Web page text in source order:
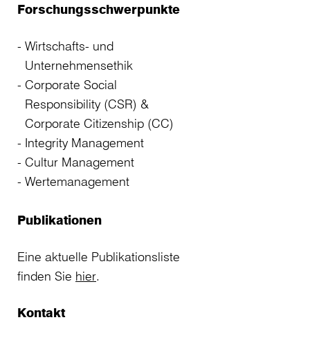
Forschungsschwerpunkte
Wirtschafts- und
Unternehmensethik
Corporate Social
Responsibility (CSR) &
Corporate Citizenship (CC)
Integrity Management
Cultur Management
Wertemanagement
Publikationen
Eine aktuelle Publikationsliste
finden Sie hier.
Kontakt